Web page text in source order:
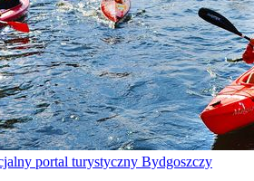
portal turystyczny Bydgoszczy